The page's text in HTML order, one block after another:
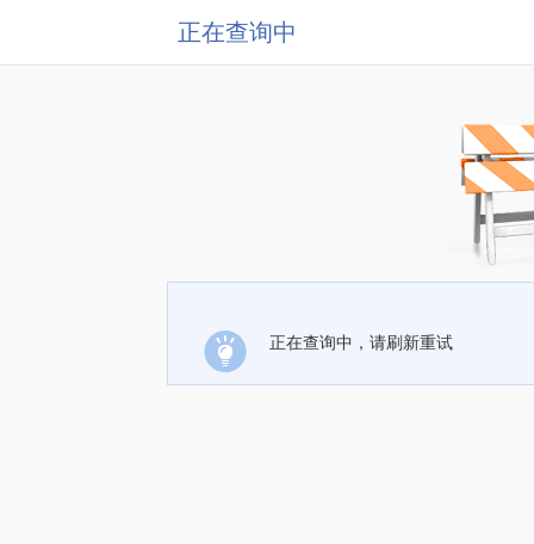
正在查询中
正在查询中，请刷新重试